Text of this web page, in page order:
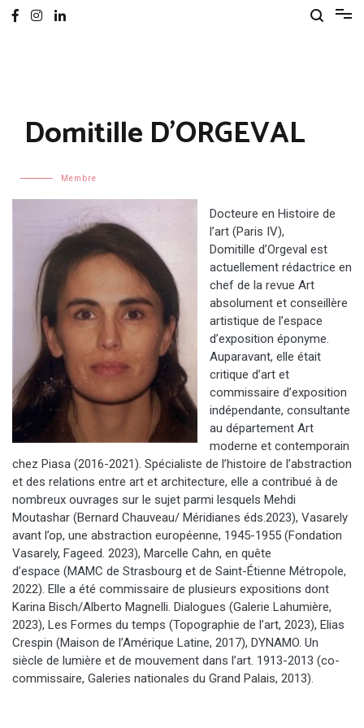
Domitille D'ORGEVAL
Membre
Docteure en Histoire de
l’art (Paris IV),
Domitille d’Orgeval est
actuellement rédactrice en
chef de la revue Art
absolument et conseillère
artistique de l’espace
d’exposition éponyme.
Auparavant, elle était
critique d’art et
commissaire d’exposition
indépendante, consultante
au département Art
moderne et contemporain
chez Piasa (2016-2021). Spécialiste de l’histoire de l’abstraction
et des relations entre art et architecture, elle a contribué à de
nombreux ouvrages sur le sujet parmi lesquels Mehdi
Moutashar (Bernard Chauveau/ Méridianes éds.2023), Vasarely
avant l’op, une abstraction européenne, 1945-1955 (Fondation
Vasarely, Fageed. 2023), Marcelle Cahn, en quête
d’espace (MAMC de Strasbourg et de Saint-Étienne Métropole,
2022). Elle a été commissaire de plusieurs expositions dont
Karina Bisch/Alberto Magnelli. Dialogues (Galerie Lahumière,
2023), Les Formes du temps (Topographie de l’art, 2023), Elias
Crespin (Maison de l’Amérique Latine, 2017), DYNAMO. Un
siècle de lumière et de mouvement dans l’art. 1913-2013 (co-
commissaire, Galeries nationales du Grand Palais, 2013).